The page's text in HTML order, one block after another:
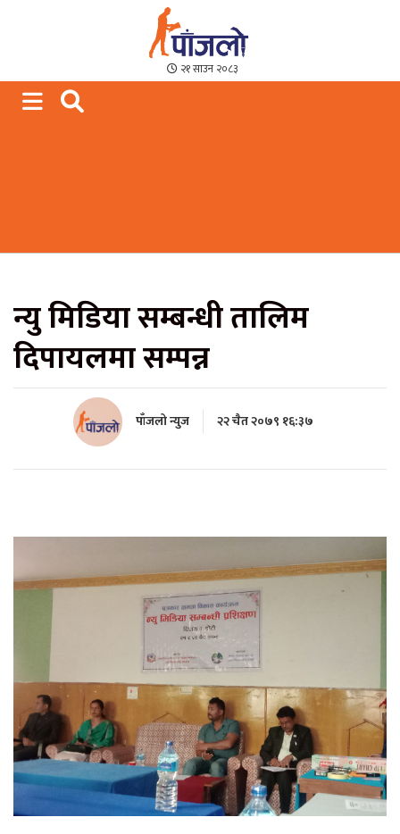
Paajalo News
We are from Far West Nepal
२१ साउन २०८३
न्यु मिडिया सम्बन्धी तालिम
दिपायलमा सम्पन्न
पाँजलो न्युज २२ चैत २०७९ १६:३७